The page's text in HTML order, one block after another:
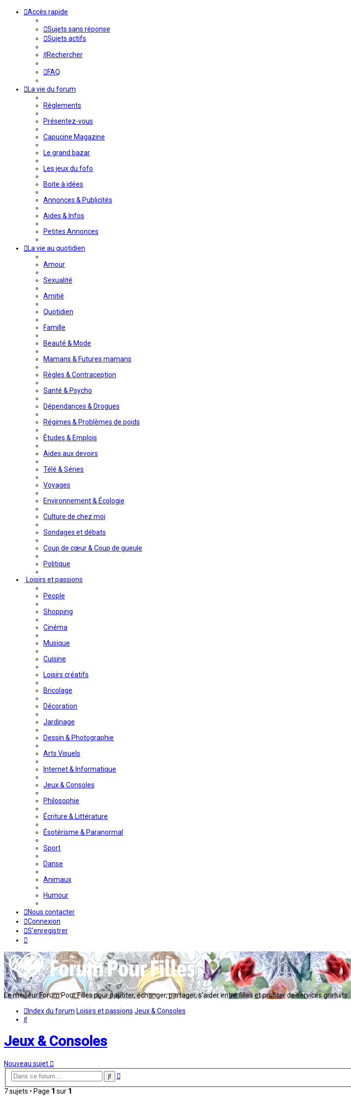
Accès rapide
Sujets sans réponse
Sujets actifs
Rechercher
FAQ
La vie du forum
Règlements
Présentez-vous
Capucine Magazine
Le grand bazar
Les jeux du fofo
Boite à idées
Annonces & Publicités
Aides & Infos
Petites Annonces
La vie au quotidien
Amour
Sexualité
Amitié
Quotidien
Famille
Beauté & Mode
Mamans & Futures mamans
Règles & Contraception
Santé & Psycho
Dépendances & Drogues
Régimes & Problèmes de poids
Études & Emplois
Aides aux devoirs
Télé & Séries
Voyages
Environnement & Écologie
Culture de chez moi
Sondages et débats
Coup de cœur & Coup de gueule
Politique
Loisirs et passions
People
Shopping
Cinéma
Musique
Cuisine
Loisirs créatifs
Bricolage
Décoration
Jardinage
Dessin & Photographie
Arts Visuels
Internet & Informatique
Jeux & Consoles
Philosophie
Écriture & Littérature
Ésotérisme & Paranormal
Sport
Danse
Animaux
Humour
Nous contacter
Connexion
S’enregistrer
Le meilleur Forum Pour Filles pour papoter, échanger, partager, s'aider entre filles et profiter de services
Index du forum Loisirs et passions Jeux & Consoles
Rechercher
Jeux & Consoles
Nouveau sujet
Rechercher
Recherche
7 sujets • Page 1 sur 1